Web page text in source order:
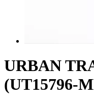
URBAN
(UT15796-